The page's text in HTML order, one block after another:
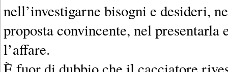
nell’investigarne bisogni e desideri,
proposta convincente, nel presentarla
l’affare.